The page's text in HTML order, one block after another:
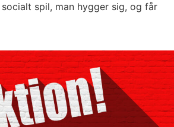
spil, man hygger sig, og får